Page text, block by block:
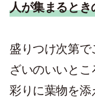
人が集まるとき
盛りつけ次第で
ざいのいいとこ
彩りに葉物を添